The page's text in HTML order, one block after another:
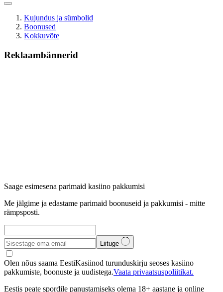
Kujundus ja sümbolid
Boonused
Kokkuvõte
Reklaambännerid
Saage esimesena parimaid kasiino pakkumisi
Me jälgime ja edastame parimaid boonuseid ja pakkumisi - mitte
rämpsposti.
Liituge
Olen nõus saama EestiKasiinod turunduskirju seoses kasiino
pakkumiste, boonuste ja uudistega.Vaata privaatsuspoliitikat.
Eestis peate spordile panustamiseks olema 18+ aastane ja online